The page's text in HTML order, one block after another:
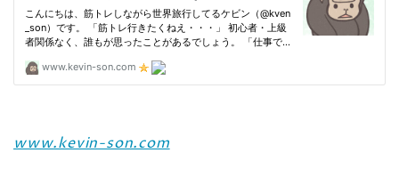
www.kevin-son.com